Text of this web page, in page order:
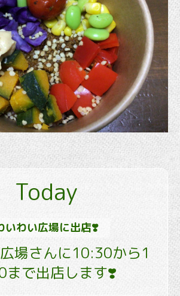
Today
いわい広場に出店❣️
場さんに10:30から1
まで出店します❣️